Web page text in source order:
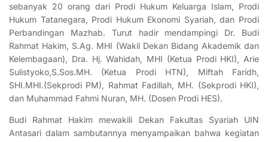
sebanyak 20 orang dari Prodi Hukum Keluarga Islam, Prodi
Hukum Tatanegara, Prodi Hukum Ekonomi Syariah, dan Prodi
Perbandingan Mazhab. Turut hadir mendampingi Dr. Budi
Rahmat Hakim, S.Ag. MHI (Wakil Dekan Bidang Akademik dan
Kelembagaan), Dra. Hj. Wahidah, MHI (Ketua Prodi HKI), Arie
Sulistyoko,S.Sos.MH. (Ketua Prodi HTN), Miftah Faridh,
SHI.MHI.(Sekprodi PM), Rahmat Fadillah, MH. (Sekprodi HKI),
dan Muhammad Fahmi Nuran, MH. (Dosen Prodi HES).
Budi Rahmat Hakim mewakili Dekan Fakultas Syariah UIN
Antasari dalam sambutannya menyampaikan bahwa kegiatan